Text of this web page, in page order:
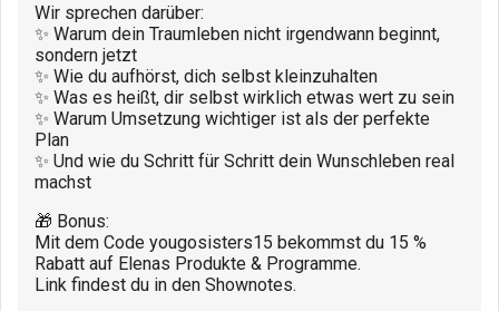
Wir sprechen darüber:
✨ Warum dein Traumleben nicht irgendwann beginnt,
sondern jetzt
✨ Wie du aufhörst, dich selbst kleinzuhalten
✨ Was es heißt, dir selbst wirklich etwas wert zu sein
✨ Warum Umsetzung wichtiger ist als der perfekte
Plan
✨ Und wie du Schritt für Schritt dein Wunschleben real
machst
🎁 Bonus:
Mit dem Code yougosisters15 bekommst du 15 %
Rabatt auf Elenas Produkte & Programme.
Link findest du in den Shownotes.